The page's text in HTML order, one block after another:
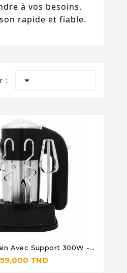
à vos besoins.
rapide et fiable.
: 
 
Avec Support 300W -...
59,000 TND